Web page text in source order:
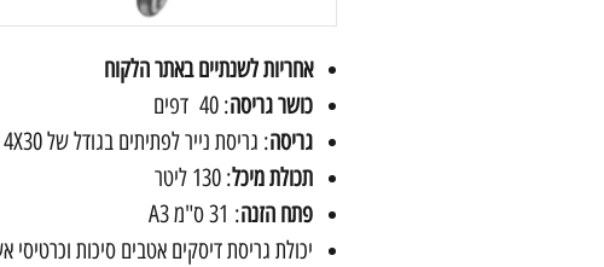
אחריות לשנתיים באתר הלקוח
כושר גריסה: 40 דפים
גריסה: גריסת נייר לפתיתים בגודל של 4X30 מ"מ
תכולת מיכל: 130 ליטר
פתח הזנה: 31 ס"מ A3
יכולת גריסת דיסקים אטבים סיכות וכרטיסי